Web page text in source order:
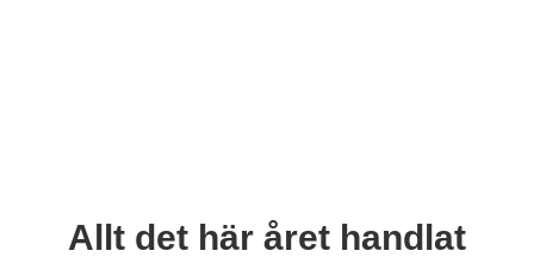
Allt det här året handlat